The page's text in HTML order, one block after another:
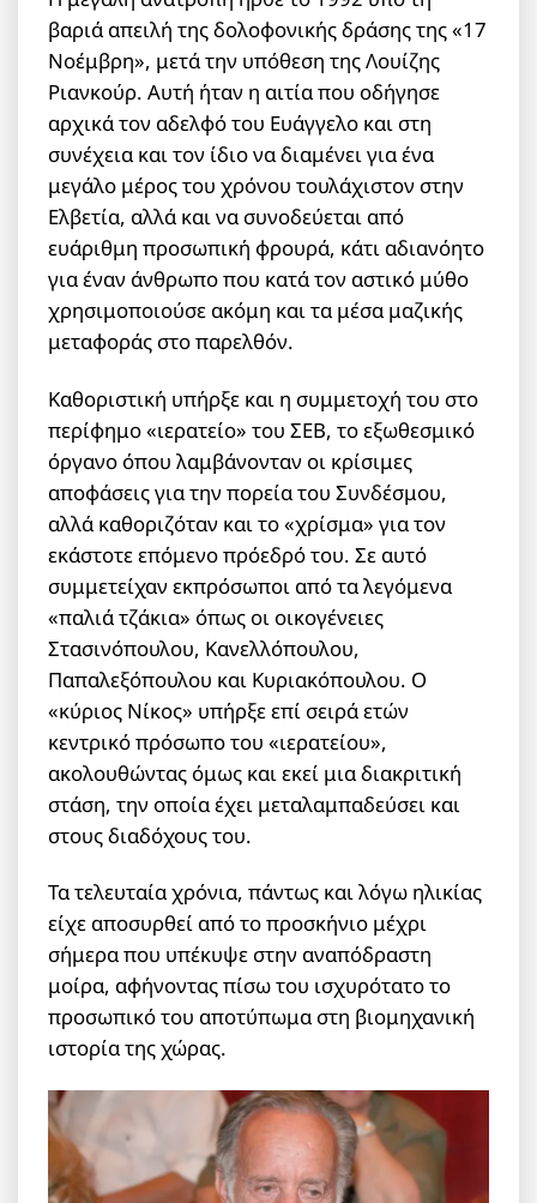
βαριά απειλή της δολοφονικής δράσης της «17
Νοέμβρη», μετά την υπόθεση της Λουίζης
Ριανκούρ. Αυτή ήταν η αιτία που οδήγησε
αρχικά τον αδελφό του Ευάγγελο και στη
συνέχεια και τον ίδιο να διαμένει για ένα
μεγάλο μέρος του χρόνου τουλάχιστον στην
Ελβετία, αλλά και να συνοδεύεται από
ευάριθμη προσωπική φρουρά, κάτι αδιανόητο
για έναν άνθρωπο που κατά τον αστικό μύθο
χρησιμοποιούσε ακόμη και τα μέσα μαζικής
μεταφοράς στο παρελθόν.
Καθοριστική υπήρξε και η συμμετοχή του στο
περίφημο «ιερατείο» του ΣΕΒ, το εξωθεσμικό
όργανο όπου λαμβάνονταν οι κρίσιμες
αποφάσεις για την πορεία του Συνδέσμου,
αλλά καθοριζόταν και το «χρίσμα» για τον
εκάστοτε επόμενο πρόεδρό του. Σε αυτό
συμμετείχαν εκπρόσωποι από τα λεγόμενα
«παλιά τζάκια» όπως οι οικογένειες
Στασινόπουλου, Κανελλόπουλου,
Παπαλεξόπουλου και Κυριακόπουλου. Ο
«κύριος Νίκος» υπήρξε επί σειρά ετών
κεντρικό πρόσωπο του «ιερατείου»,
ακολουθώντας όμως και εκεί μια διακριτική
στάση, την οποία έχει μεταλαμπαδεύσει και
στους διαδόχους του.
Τα τελευταία χρόνια, πάντως και λόγω ηλικίας
είχε αποσυρθεί από το προσκήνιο μέχρι
σήμερα που υπέκυψε στην αναπόδραστη
μοίρα, αφήνοντας πίσω του ισχυρότατο το
προσωπικό του αποτύπωμα στη βιομηχανική
ιστορία της χώρας.